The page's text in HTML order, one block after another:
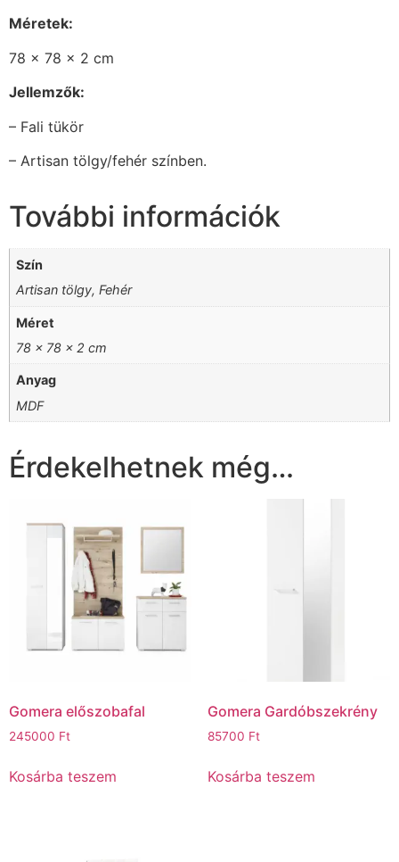
Méretek:
78 x 78 x 2 cm
Jellemzők:
– Fali tükör
– Artisan tölgy/fehér színben.
További információk
Szín
Artisan tölgy, Fehér
Méret
78 x 78 x 2 cm
Anyag
MDF
Érdekelhetnek még…
Gomera előszobafal
245000 Ft
Kosárba teszem
Gomera Gardóbszekrény
85700 Ft
Kosárba teszem